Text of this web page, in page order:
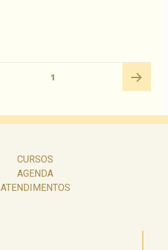
PÁGINA1
CURSOS
AGENDA
ATENDIMENTOS